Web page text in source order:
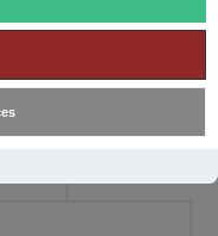
NOTRE